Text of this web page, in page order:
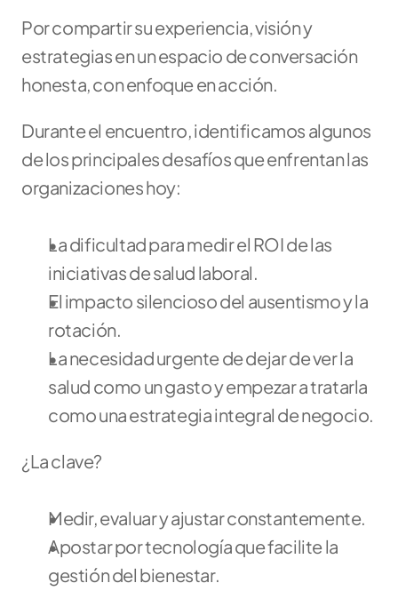
Por compartir su experiencia, visión y
estrategias en un espacio de conversación
honesta, con enfoque en acción.
Durante el encuentro, identificamos algunos
de los principales desafíos que enfrentan las
organizaciones hoy:
La dificultad para medir el ROI de las
iniciativas de salud laboral.
El impacto silencioso del ausentismo y la
rotación.
La necesidad urgente de dejar de ver la
salud como un gasto y empezar a tratarla
como una estrategia integral de negocio.
¿La clave?
Medir, evaluar y ajustar constantemente.
Apostar por tecnología que facilite la
gestión del bienestar.